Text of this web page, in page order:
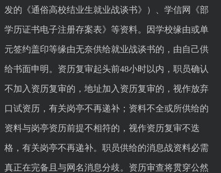
发的《通俗高校结业生就业战谈书》）、学信网《部
学历证书电子注册存案表》等资料。因学校缘由或单
元签约盖印等缘由无奈供给就业战谈书的，由自己供
给书面申明。资历复审起头前48小时以内，职员确认
不加入资历复审的，地址加入资历复审的，视作放弃
口试资历，有关岗亭不再递补；资料不全或所供给的
资料与岗亭资历前提不相符的，视作资历复审不迭
格，有关岗亭不再递补。职员供给的消息战资料必需
真正在完备且与网名消息分歧。资历审查将贯穿公然